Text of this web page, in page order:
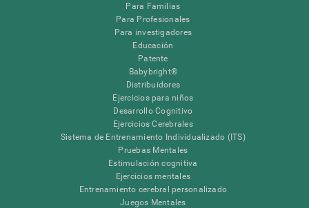
Para Familias
Para Profesionales
Para investigadores
Educación
Patente
Babybright®
Distribuidores
Ejercicios para niños
Desarrollo Cognitivo
Ejercicios Cerebrales
Sistema de Entrenamiento Individualizado (ITS)
Pruebas Mentales
Estimulación cognitiva
Ejercicios mentales
Entrenamiento cerebral personalizado
Juegos Mentales